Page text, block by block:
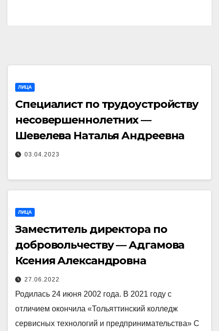
ЛИЦА
Специалист по трудоустройству
несовершеннолетних —
Шевелева Наталья Андреевна
03.04.2023
ЛИЦА
Заместитель директора по
добровольчеству — Адгамова
Ксения Александровна
27.06.2022
Родилась 24 июня 2002 года. В 2021 году с
отличием окончила «Тольяттинский колледж
сервисных технологий и предпринимательства» С